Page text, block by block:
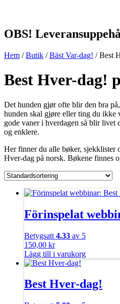
OBS!
Hem /Butik /Bäst Var-dag! / Best
Best Hver-dag!
Det hunden gjør ofte blir den bra
hunden skal gjøre eller ting du ikke
gode vaner i hverdagen så blir livet
og enklere.
Her finner du alle bøker, sjekklister
Hver-dag på norsk. Bøkene finnes
Förinspelat
Betygsatt 4.33 av 5
150,00 kr
Lägg till i varukorg
Best Hver-dag!